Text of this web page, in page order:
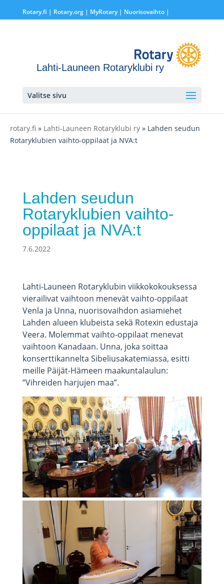
Rotary.fi | Rotary.org| MyRotary | Nuorisovaihto|
Lahti-Launeen Rotaryklubi ry
Valitse sivu
rotary.fi » Lahti-Launeen Rotaryklubi ry » Lahden seudun
Rotaryklubien vaihto-oppilaat ja NVA:t
Lahden seudun
Rotaryklubien vaihto-
oppilaat ja NVA:t
7.6.2022
Lahti-Launeen Rotaryklubin viikkokokouksessa
vierailivat vaihtoon menevät vaihto-oppilaat
Venla ja Unna, nuorisovaihdon asiamiehet
Lahden alueen klubeista sekä Rotexin edustaja
Veera. Molemmat vaihto-oppilaat menevat
vaihtoon Kanadaan. Unna, joka soittaa
konserttikannelta Sibeliusakatemiassa, esitti
meille Päijät-Hämeen maakuntalaulun:
”Vihreiden harjujen maa”.